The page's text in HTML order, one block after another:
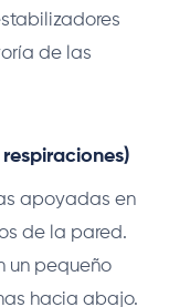
de las
apoyadas en
de la pared.
un pequeño
hacia abajo.